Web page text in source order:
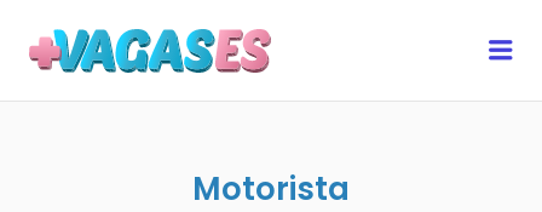
Motorista